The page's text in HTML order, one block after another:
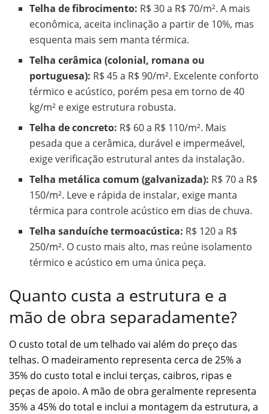
Telha de fibrocimento: R$ 30 a R$ 70/m². A mais
econômica, aceita inclinação a partir de 10%, mas
esquenta mais sem manta térmica.
Telha cerâmica (colonial, romana ou
portuguesa): R$ 45 a R$ 90/m². Excelente conforto
térmico e acústico, porém pesa em torno de 40
kg/m² e exige estrutura robusta.
Telha de concreto: R$ 60 a R$ 110/m². Mais
pesada que a cerâmica, durável e impermeável,
exige verificação estrutural antes da instalação.
Telha metálica comum (galvanizada): R$ 70 a R$
150/m². Leve e rápida de instalar, exige manta
térmica para controle acústico em dias de chuva.
Telha sanduíche termoacústica: R$ 120 a R$
250/m². O custo mais alto, mas reúne isolamento
térmico e acústico em uma única peça.
Quanto custa a estrutura e a
mão de obra separadamente?
O custo total de um telhado vai além do preço das
telhas. O madeiramento representa cerca de 25% a
35% do custo total e inclui terças, caibros, ripas e
peças de apoio. A mão de obra geralmente representa
35% a 45% do total e inclui a montagem da estrutura, a